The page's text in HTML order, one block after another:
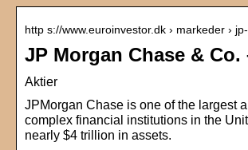
http s://www.euroinvestor.dk › markeder ›
JP Morgan Chase & Co.
Aktier
JPMorgan Chase is one of the largest
complex financial institutions in the
nearly $4 trillion in assets.